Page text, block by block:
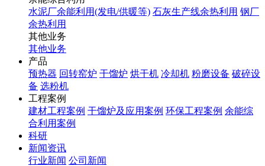
水泥厂余能利用(发电/供暖等) 石灰生产线余热利用 钢厂
余热利用
其他业务
其他业务
产品
预热器 回转窑炉 干馏炉 烘干机 冷却机 粉磨设备 破碎设
备 选粉机
工程案例
建材工程案例 干馏炉及应用案例 环保工程案例 余能综
合利用案例
科研
新闻资讯
行业新闻 公司新闻